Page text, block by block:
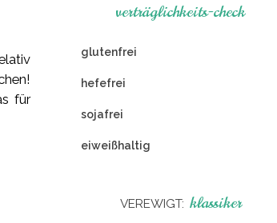
für
verträglichkeits-check
glutenfrei
hefefrei
sojafrei
eiweißhaltig
VEREWIGT: klassiker